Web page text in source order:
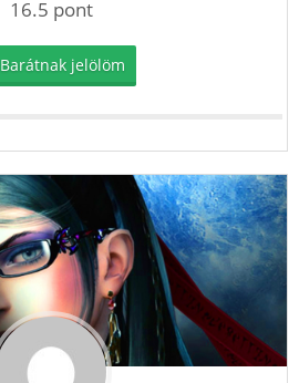
16.5 pont
Barátnak jelölöm